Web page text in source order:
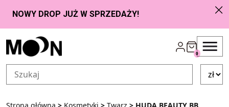
Przejdź do zawartości
0